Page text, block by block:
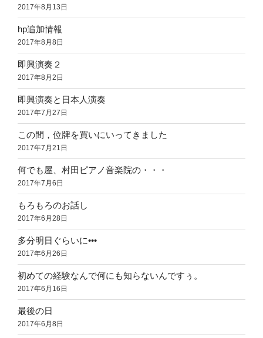
2017年8月13日
hp追加情報
2017年8月8日
即興演奏２
2017年8月2日
即興演奏と日本人演奏
2017年7月27日
この間，位牌を買いにいってきました
2017年7月21日
何でも屋、村田ピアノ音楽院の・・・
2017年7月6日
もろもろのお話し
2017年6月28日
多分明日ぐらいに•••
2017年6月26日
初めての経験なんで何にも知らないんですぅ。
2017年6月16日
最後の日
2017年6月8日